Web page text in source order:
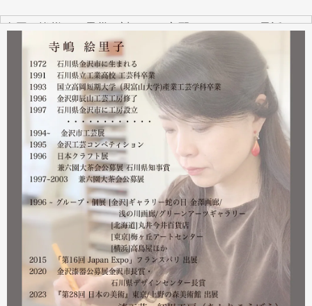
全国の皆様より震災に対するご心配のメールやお電話をた
くさんいただきました。ありがとうございます。
幸い紅里工房にはそれほどの被害もなく、ただいま通常の
営業をしております。配送につきましても金沢から発送す
る分につきましては問題ありませんのでご安心ください。
皆様には多大なご心配をおかけしており心苦しいばかりで
はありますが、今後とも紅里工房をどうぞよろしくお願い
いたします。
漆工芸・紅里工房 寺嶋絵里子
2023.02
2月21日から27日まで 仙台三越で開催中の『第22回 金
沢・能登 美味と美技展』に出展しています。会場には作
者本人がおりますのでお近くの方はぜひ遊びにいらしてく
ださい。お待ちしております。